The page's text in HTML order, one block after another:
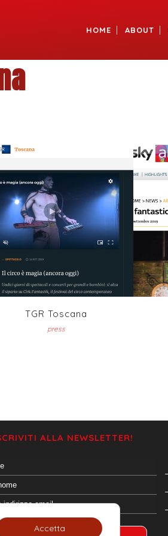
HOME ABOUT
VIEW
TGR Toscana
press
ALLA NEWSLETTER!
Accetta